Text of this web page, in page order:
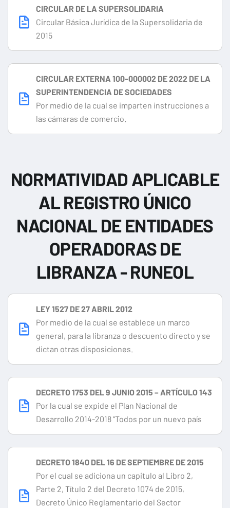
CIRCULAR DE LA SUPERSOLIDARIA
Circular Básica Jurídica de la Supersolidaria de
2015
CIRCULAR EXTERNA 100-000002 DE 2022 DE LA
SUPERINTENDENCIA DE SOCIEDADES
Por medio de la cual se imparten instrucciones a
las cámaras de comercio.
NORMATIVIDAD APLICABLE
AL REGISTRO ÚNICO
NACIONAL DE ENTIDADES
OPERADORAS DE
LIBRANZA - RUNEOL
LEY 1527 DE 27 ABRIL 2012
Por medio de la cual se establece un marco
general, para la libranza o descuento directo y se
dictan otras disposiciones.
DECRETO 1753 DEL 9 JUNIO 2015 – ARTÍCULO 143
Por la cual se expide el Plan Nacional de
Desarrollo 2014-2018 “Todos por un nuevo país
DECRETO 1840 DEL 16 DE SEPTIEMBRE DE 2015
Por el cual se adiciona un capitulo al Libro 2,
Parte 2, Título 2 del Decreto 1074 de 2015,
Decreto Único Reglamentario del Sector